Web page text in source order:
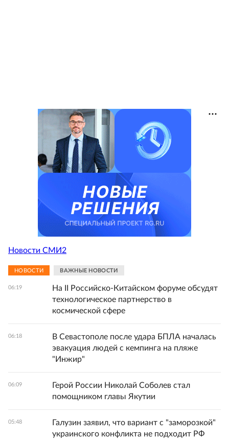
Новости СМИ2
НОВОСТИ ВАЖНЫЕ НОВОСТИ
06:19
На II Российско-Китайском форуме обсудят
технологическое партнерство в
космической сфере
06:18
В Севастополе после удара БПЛА началась
эвакуация людей с кемпинга на пляже
"Инжир"
06:09
Герой России Николай Соболев стал
помощником главы Якутии
05:48
Галузин заявил, что вариант с "заморозкой"
украинского конфликта не подходит РФ